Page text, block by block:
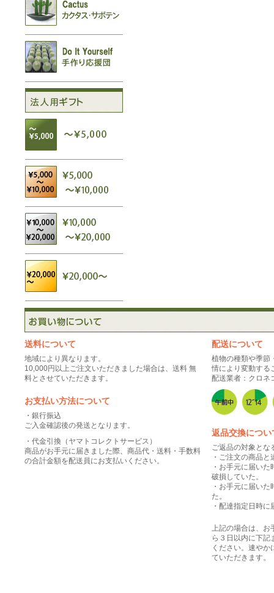
送料について
地域により異なります。
10,000円以上ご注文いただきました場合は、送料 無
料とさせていただきます。
お支払い方法について
・銀行振込
ご入金確認後の発送となります。
・代金引換（ヤマトコレクトサービス）
商品がお手元に届きました際、商品代・送料・手数料
の合計金額を配送員にお支払いください。
配送について
植物の種類や季節
情により変動する
配送業者：クロ
返品交換につい
ご返品の対象とな
・ご注文の商品
・お手元に届い
破損していた。
・お手元に届い
た。
・配達指定日時
上記の場合は、お
ら３日以内に下記
ください。速や
ていただきます。